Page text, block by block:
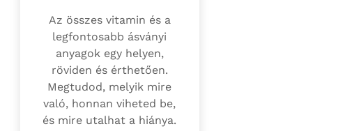
Az összes vitamin és a
legfontosabb ásványi
anyagok egy helyen,
röviden és érthetően.
Megtudod, melyik mire
való, honnan viheted be,
és mire utalhat a hiánya.